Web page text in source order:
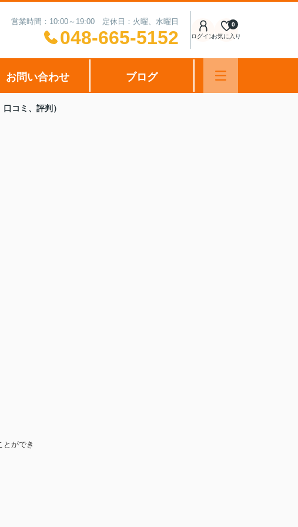
営業時間：10:00～19:00 定休日：火曜、水曜日
048-665-5152 ログインお気に入り
0
お問い合わせ ブログ
コミ、評判）
ができ